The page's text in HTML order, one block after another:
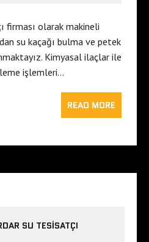
firması olarak makineli
su kaçağı bulma ve petek
Kimyasal ilaçlar ile
işlemleri…
READ MORE
SU TESISATÇI